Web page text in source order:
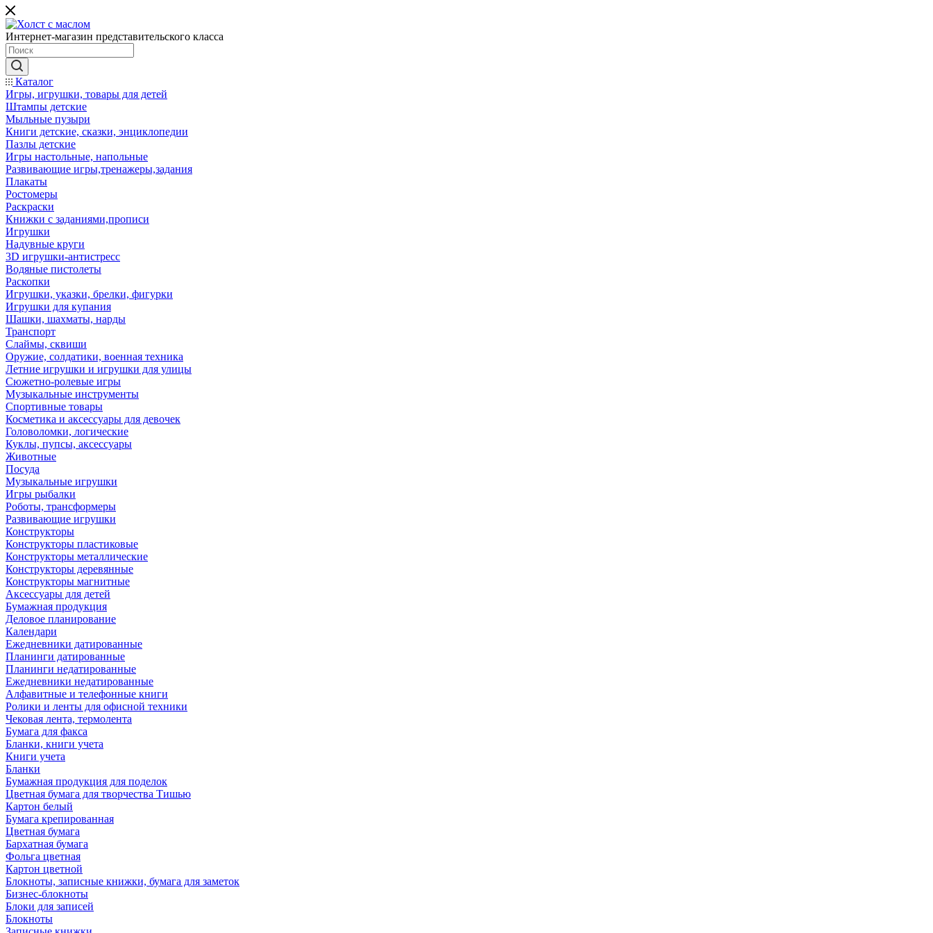
Интернет-магазин представительского класса
Каталог
Игры, игрушки, товары для детей
Штампы детские
Мыльные пузыри
Книги детские, сказки, энциклопедии
Пазлы детские
Игры настольные, напольные
Развивающие игры,тренажеры,задания
Плакаты
Ростомеры
Раскраски
Книжки с заданиями,прописи
Игрушки
Надувные круги
3D игрушки-антистресс
Водяные пистолеты
Раскопки
Игрушки, указки, брелки, фигурки
Игрушки для купания
Шашки, шахматы, нарды
Транспорт
Слаймы, сквиши
Оружие, солдатики, военная техника
Летние игрушки и игрушки для улицы
Сюжетно-ролевые игры
Музыкальные инструменты
Спортивные товары
Косметика и аксессуары для девочек
Головоломки, логические
Куклы, пупсы, аксессуары
Животные
Посуда
Музыкальные игрушки
Игры рыбалки
Роботы, трансформеры
Развивающие игрушки
Конструкторы
Конструкторы пластиковые
Конструкторы металлические
Конструкторы деревянные
Конструкторы магнитные
Аксессуары для детей
Бумажная продукция
Деловое планирование
Календари
Ежедневники датированные
Планинги датированные
Планинги недатированные
Ежедневники недатированные
Алфавитные и телефонные книги
Ролики и ленты для офисной техники
Чековая лента, термолента
Бумага для факса
Бланки, книги учета
Книги учета
Бланки
Бумажная продукция для поделок
Цветная бумага для творчества Тишью
Картон белый
Бумага крепированная
Цветная бумага
Бархатная бумага
Фольга цветная
Картон цветной
Блокноты, записные книжки, бумага для заметок
Бизнес-блокноты
Блоки для записей
Блокноты